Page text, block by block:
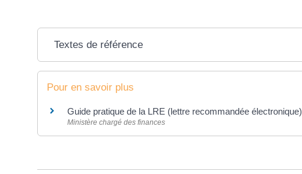
Textes de référence
Pour en savoir plus
Guide pratique de la LRE (lettre recommandée électronique)
Ministère chargé des finances